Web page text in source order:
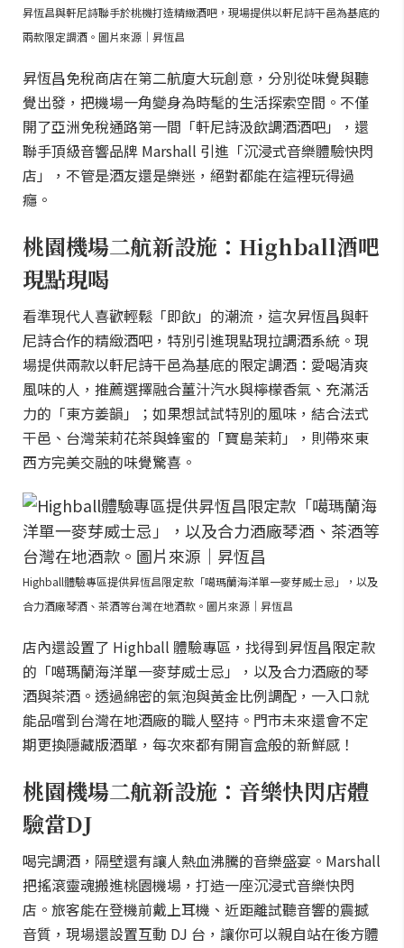
昇恆昌與軒尼詩聯手於桃機打造精緻酒吧，現場提供以軒尼詩干邑為基底的
兩款限定調酒。圖片來源｜昇恆昌
昇恆昌免稅商店在第二航廈大玩創意，分別從味覺與聽
覺出發，把機場一角變身為時髦的生活探索空間。不僅
開了亞洲免稅通路第一間「軒尼詩汲飲調酒酒吧」，還
聯手頂級音響品牌 Marshall 引進「沉浸式音樂體驗快閃
店」，不管是酒友還是樂迷，絕對都能在這裡玩得過
癮。
桃園機場二航新設施：Highball酒吧
現點現喝
看準現代人喜歡輕鬆「即飲」的潮流，這次昇恆昌與軒
尼詩合作的精緻酒吧，特別引進現點現拉調酒系統。現
場提供兩款以軒尼詩干邑為基底的限定調酒：愛喝清爽
風味的人，推薦選擇融合薑汁汽水與檸檬香氣、充滿活
力的「東方姜韻」；如果想試試特別的風味，結合法式
干邑、台灣茉莉花茶與蜂蜜的「寶島茉莉」，則帶來東
西方完美交融的味覺驚喜。
Highball體驗專區提供昇恆昌限定款「噶瑪蘭海洋單一麥芽威士忌」，以及
合力酒廠琴酒、茶酒等台灣在地酒款。圖片來源｜昇恆昌
店內還設置了 Highball 體驗專區，找得到昇恆昌限定款
的「噶瑪蘭海洋單一麥芽威士忌」，以及合力酒廠的琴
酒與茶酒。透過綿密的氣泡與黃金比例調配，一入口就
能品嚐到台灣在地酒廠的職人堅持。門市未來還會不定
期更換隱藏版酒單，每次來都有開盲盒般的新鮮感！
桃園機場二航新設施：音樂快閃店體
驗當DJ
喝完調酒，隔壁還有讓人熱血沸騰的音樂盛宴。Marshall
把搖滾靈魂搬進桃園機場，打造一座沉浸式音樂快閃
店。旅客能在登機前戴上耳機、近距離試聽音響的震撼
音質，現場還設置互動 DJ 台，讓你可以親自站在後方體